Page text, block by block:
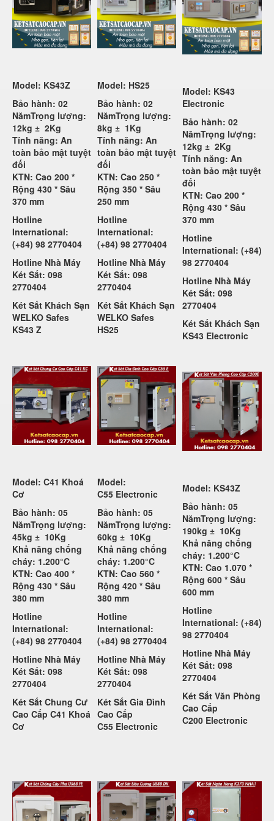
Model: KS43Z
Bảo hành: 02
NămTrọng lượng:
12kg ± 2Kg
Tính năng: An
toàn bảo mật tuyệt
đối
KTN: Cao 200 *
Rộng 430 * Sâu
370 mm
Hotline
International:
(+84) 98 2770404
Hotline Nhà Máy
Két Sắt: 098
2770404
Két Sắt Khách Sạn
WELKO Safes
KS43 Z
Model: HS25
Bảo hành: 02
NămTrọng lượng:
8kg ± 1Kg
Tính năng: An
toàn bảo mật tuyệt
đối
KTN: Cao 250 *
Rộng 350 * Sâu
250 mm
Hotline
International:
(+84) 98 2770404
Hotline Nhà Máy
Két Sắt: 098
2770404
Két Sắt Khách Sạn
WELKO Safes
HS25
Model: KS43
Electronic
Bảo hành: 02
NămTrọng lượng:
12kg ± 2Kg
Tính năng: An
toàn bảo mật tuyệt
đối
KTN: Cao 200 *
Rộng 430 * Sâu
370 mm
Hotline
International: (+84)
98 2770404
Hotline Nhà Máy
Két Sắt: 098
2770404
Két Sắt Khách Sạn
KS43 Electronic
Model: C41 Khoá
Cơ
Bảo hành: 05
NămTrọng lượng:
45kg ± 10Kg
Khả năng chống
cháy: 1.200°C
KTN: Cao 400 *
Rộng 430 * Sâu
380 mm
Hotline
International:
(+84) 98 2770404
Hotline Nhà Máy
Két Sắt: 098
2770404
Két Sắt Chung Cư
Cao Cấp C41 Khoá
Cơ
Model:
C55 Electronic
Bảo hành: 05
NămTrọng lượng:
60kg ± 10Kg
Khả năng chống
cháy: 1.200°C
KTN: Cao 560 *
Rộng 420 * Sâu
380 mm
Hotline
International:
(+84) 98 2770404
Hotline Nhà Máy
Két Sắt: 098
2770404
Két Sắt Gia Đình
Cao Cấp
C55 Electronic
Model: KS43Z
Bảo hành: 05
NămTrọng lượng:
190kg ± 10Kg
Khả năng chống
cháy: 1.200°C
KTN: Cao 1.070 *
Rộng 600 * Sâu
600 mm
Hotline
International: (+84)
98 2770404
Hotline Nhà Máy
Két Sắt: 098
2770404
Két Sắt Văn Phòng
Cao Cấp
C200 Electronic